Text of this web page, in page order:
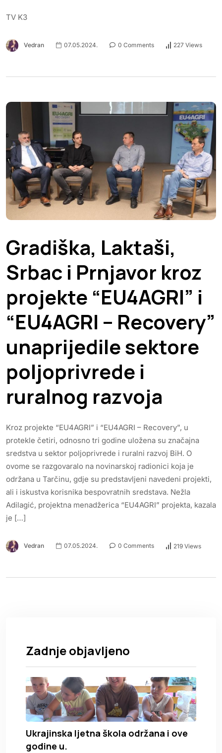
TV K3
Vedran 07.05.2024. 0 Comments 227 Views
Gradiška, Laktaši,
Srbac i Prnjavor kroz
projekte “EU4AGRI” i
“EU4AGRI – Recovery”
unaprijedile sektore
poljoprivrede i
ruralnog razvoja
Kroz projekte “EU4AGRI” i “EU4AGRI – Recovery”, u
protekle četiri, odnosno tri godine uložena su značajna
sredstva u sektor poljoprivrede i ruralni razvoj BiH. O
ovome se razgovaralo na novinarskoj radionici koja je
održana u Tarčinu, gdje su predstavljeni navedeni projekti,
ali i iskustva korisnika bespovratnih sredstava. Nežla
Adilagić, projektna menadžerica “EU4AGRI” projekta, kazala
je […]
Vedran 07.05.2024. 0 Comments 219 Views
Zadnje objavljeno
Ukrajinska ljetna škola održana i ove
godine u.